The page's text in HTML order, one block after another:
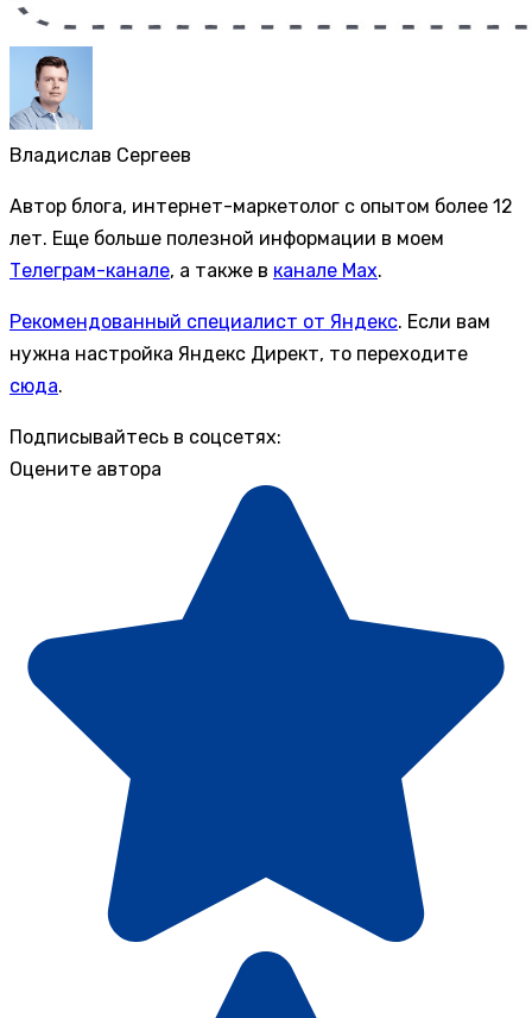
Владислав Сергеев
Автор блога, интернет-маркетолог с опытом более 12
лет. Еще больше полезной информации в моем
Телеграм-канале, а также в канале Max.
Рекомендованный специалист от Яндекс. Если вам
нужна настройка Яндекс Директ, то переходите
сюда.
Подписывайтесь в соцсетях:
Оцените автора